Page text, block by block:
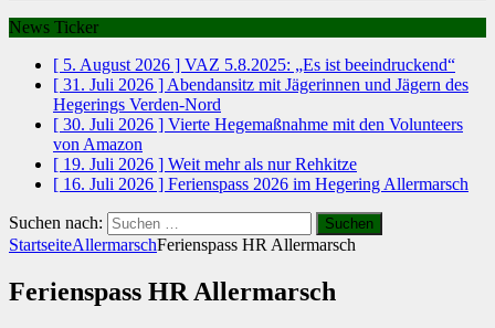
News Ticker
[ 5. August 2026 ] VAZ 5.8.2025: „Es ist beeindruckend“
[ 31. Juli 2026 ] Abendansitz mit Jägerinnen und Jägern des
Hegerings Verden-Nord
[ 30. Juli 2026 ] Vierte Hegemaßnahme mit den Volunteers
von Amazon
[ 19. Juli 2026 ] Weit mehr als nur Rehkitze
[ 16. Juli 2026 ] Ferienspass 2026 im Hegering Allermarsch
Suchen nach:
StartseiteAllermarschFerienspass HR Allermarsch
Ferienspass HR Allermarsch